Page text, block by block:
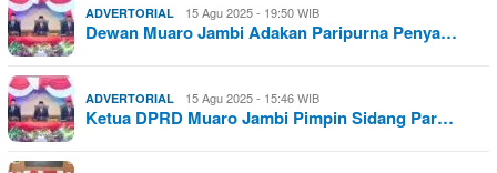
ADVERTORIAL 15 Agu 2025 - 19:50 WIB
Dewan Muaro Jambi Adakan Paripurna Penya…
ADVERTORIAL 15 Agu 2025 - 15:46 WIB
Ketua DPRD Muaro Jambi Pimpin Sidang Par…